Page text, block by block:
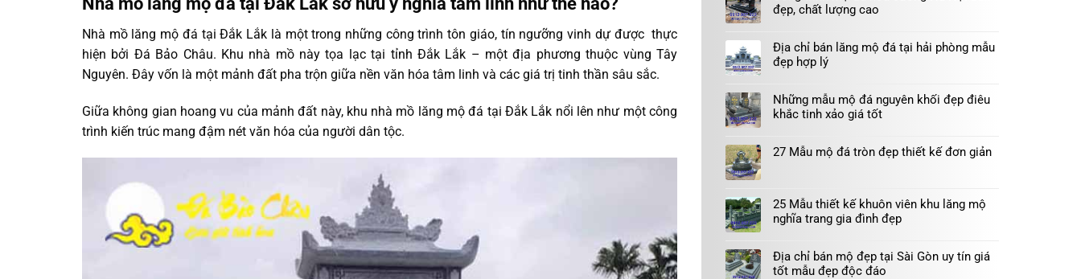
Nhà mồ lăng mộ đá tại Đắk Lắk là một trong những công trình tôn giáo, tín ngưỡng vinh dự được thực
hiện bởi Đá Bảo Châu. Khu nhà mồ này tọa lạc tại tỉnh Đắk Lắk – một địa phương thuộc vùng Tây
Nguyên. Đây vốn là một mảnh đất pha trộn giữa nền văn hóa tâm linh và các giá trị tinh thần sâu sắc.
Giữa không gian hoang vu của mảnh đất này, khu nhà mồ lăng mộ đá tại Đắk Lắk nổi lên như một công
trình kiến trúc mang đậm nét văn hóa của người dân tộc.
đẹp, chất lượng cao
Địa chỉ bán lăng mộ đá tại hải phòng mẫu
đẹp hợp lý
Những mẫu mộ đá nguyên khối đẹp điêu
khắc tinh xảo giá tốt
27 Mẫu mộ đá tròn đẹp thiết kế đơn giản
25 Mẫu thiết kế khuôn viên khu lăng mộ
nghĩa trang gia đình đẹp
Địa chỉ bán mộ đẹp tại Sài Gòn uy tín giá
tốt mẫu đẹp độc đáo